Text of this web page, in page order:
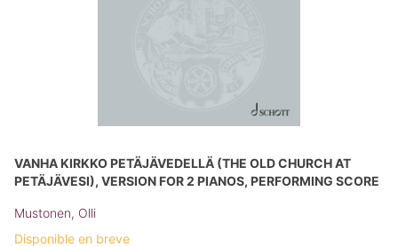
VANHA KIRKKO PETÄJÄVEDELLÄ (THE OLD CHURCH AT
PETÄJÄVESI), VERSION FOR 2 PIANOS, PERFORMING SCORE
Mustonen, Olli
Disponible en breve